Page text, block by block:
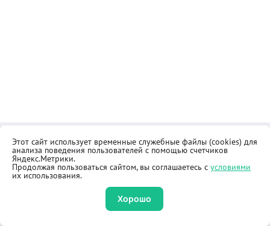
Контакты
Как купить
Общественная приёмная
Реквизиты
Оферта
Правила продажи товаров
Этот сайт использует временные служебные файлы (cookies) для
анализа поведения пользователей с помощью счетчиков
Яндекс.Метрики.
Продолжая пользоваться сайтом, вы соглашаетесь с условиями
их использования.
Хорошо